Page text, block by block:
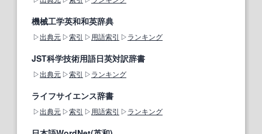
機械工学英和和英辞典
出典元 索引 用語索引 ランキング
JST科学技術用語日英対訳辞書
出典元 索引 ランキング
ライフサイエンス辞書
出典元 索引 用語索引 ランキング